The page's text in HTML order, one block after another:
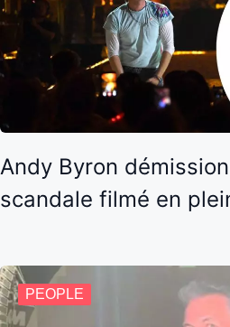
Andy Byron
scandale filmé en
PEOPLE